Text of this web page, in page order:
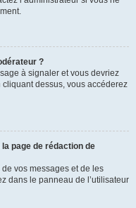
?
à signaler et vous devriez
dessus, vous accéderez
page de rédaction de
vos messages et de les
dans le panneau de l’utilisateur